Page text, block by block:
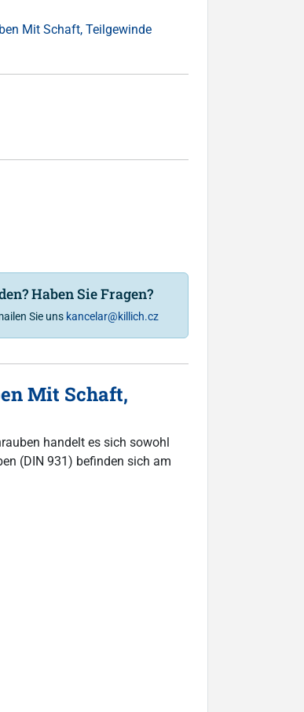
Mit Schaft, Teilgewinde
Haben Sie Fragen?
Sie uns kancelar@killich.cz
Mit Schaft,
handelt es sich sowohl
(DIN 931) befinden sich am